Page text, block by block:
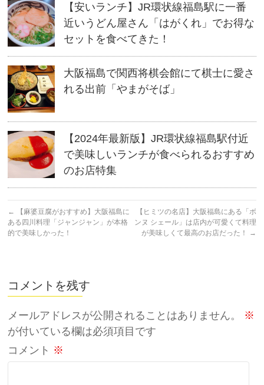
【安いランチ】JR環状線福島駅に一番
近いうどん屋さん「はがくれ」でお得な
セットを食べてきた！
大阪福島で関西将棋会館にて棋士に愛さ
れる出前「やまがそば」
【2024年最新版】JR環状線福島駅付近
で美味しいランチが食べられるおすすめ
のお店特集
←
【麻婆豆腐がおすすめ】大阪福島に
ある四川料理「ジャンジャン」が本格
的で美味しかった！
【ヒミツの名店】大阪福島にある「ボ
ンヌ シェール」は店内が可愛くて料理
が美味しくて最高のお店だった！
→
コメントを残す
メールアドレスが公開されることはありません。
※
が付いている欄は必須項目です
コメント ※